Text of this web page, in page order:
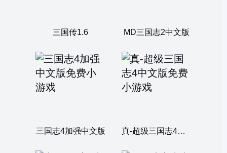
三国传1.6 MD三国志2中文版
三国志4加强中文版 真-超级三国志4中文版